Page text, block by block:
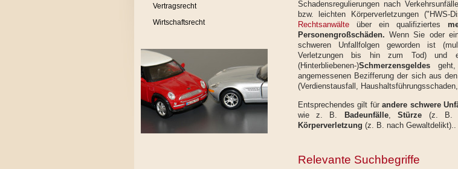
Vertragsrecht
Wirtschaftsrecht
Schadensregulierungen nach
bzw. leichten Körperverletzungen ("HWS-
Rechtsanwälte über ein qualifiziertes
Personengroßschäden. Wenn Sie oder
schweren Unfallfolgen geworden ist
Verletzungen bis hin zum Tod) und
(Hinterbliebenen-)Schmerzensgeldes
angemessenen Bezifferung der sich aus
(Verdienstausfall,
Entsprechendes gilt fürandere schwere
wie z. B. Badeunfälle,Stürze (z. B.
Körperverletzung (z. B. nach Gewaltdelikt)..
Relevante Suchbegriffe